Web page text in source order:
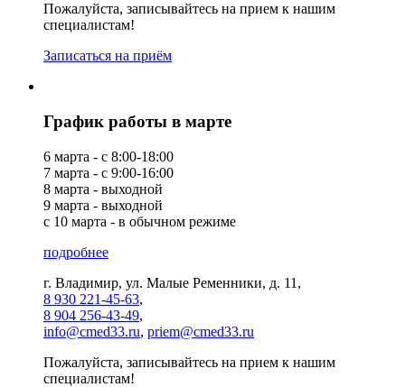
Пожалуйста, записывайтесь на прием к нашим
специалистам!
Записаться на приём
График работы в марте
6 марта - с 8:00-18:00
7 марта - с 9:00-16:00
8 марта - выходной
9 марта - выходной
с 10 марта - в обычном режиме
подробнее
г. Владимир, ул. Малые Ременники, д. 11,
8 930 221-45-63,
8 904 256-43-49,
info@cmed33.ru, priem@cmed33.ru
Пожалуйста, записывайтесь на прием к нашим
специалистам!